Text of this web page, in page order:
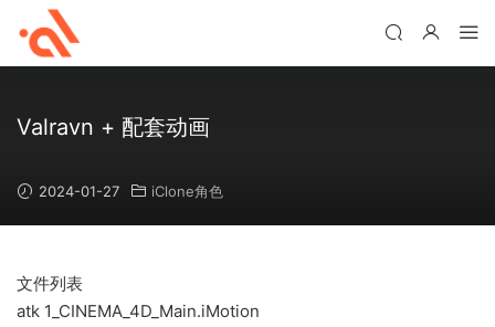
Valravn + 配套动画
2024-01-27 iClone角色
文件列表
atk 1_CINEMA_4D_Main.iMotion